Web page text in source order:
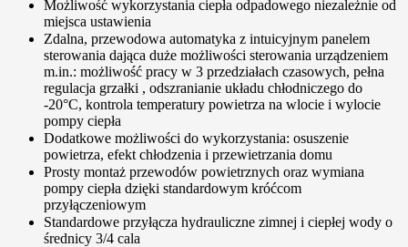
Możliwość wykorzystania ciepła odpadowego niezależnie od
miejsca ustawienia
Zdalna, przewodowa automatyka z intuicyjnym panelem
sterowania dająca duże możliwości sterowania urządzeniem
m.in.: możliwość pracy w 3 przedziałach czasowych, pełna
regulacja grzałki , odszranianie układu chłodniczego do
-20°C, kontrola temperatury powietrza na wlocie i wylocie
pompy ciepła
Dodatkowe możliwości do wykorzystania: osuszenie
powietrza, efekt chłodzenia i przewietrzania domu
Prosty montaż przewodów powietrznych oraz wymiana
pompy ciepła dzięki standardowym króćcom
przyłączeniowym
Standardowe przyłącza hydrauliczne zimnej i ciepłej wody o
średnicy 3/4 cala